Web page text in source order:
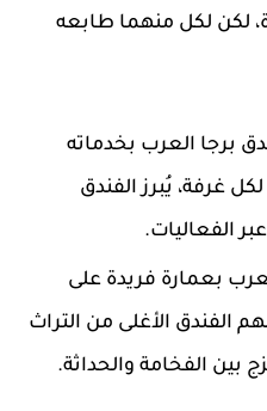
لكن لكل منهما طابعه
برجا العرب بخدماته
غرفة، يُبرز الفندق
الفعاليات.
بعمارة فريدة على
الأغلى من التراث
بين الفخامة والحداثة.